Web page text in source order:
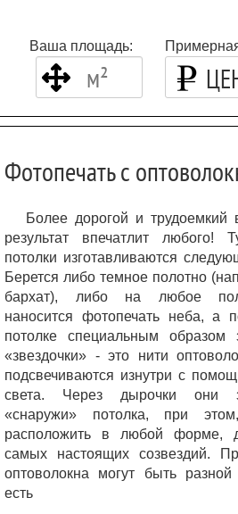
Ваша площадь: Примерная
Фотопечать с
Более дорогой и трудоемкий
результат впечатлит любого!
потолки изготавливаются
Берется либо темное полотно
бархат), либо на любое
наносится фотопечать неба, а
потолке специальным образом
«звездочки» - это нити
подсвечиваются изнутри с
света. Через дырочки они
«снаружи» потолка, при
расположить в любой форме,
самых настоящих созвездий.
оптоволокна могут быть
есть